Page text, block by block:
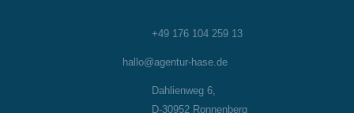
+49 176 104 259 13
hallo@agentur-hase.de
Dahlienweg 6,
D-30952 Ronnenberg